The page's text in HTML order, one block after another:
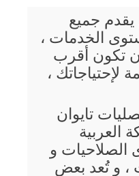
يقدم جميع
الخدمات ،
تكون أقرب
لإحتياجاتك ،
تايوان
العربية
الصلاحيات و
، و تُعد بعض